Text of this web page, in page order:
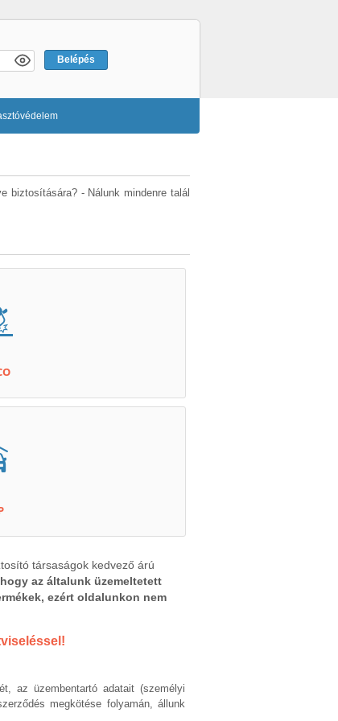
biztosítására? - Nálunk mindenre talál
társaságok kedvező árú
az általunk üzemeltetett
ezért oldalunkon nem
az üzembentartó adatait (személyi
megkötése folyamán, állunk